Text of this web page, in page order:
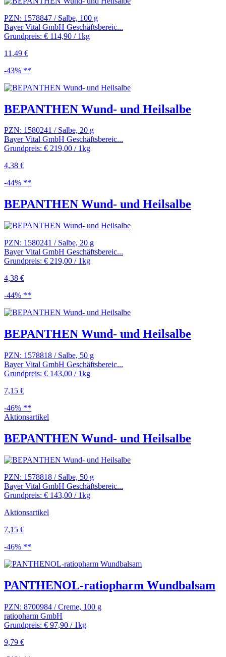
PZN: 1578847 / Salbe, 100 g
Bayer Vital GmbH Geschäftsbereic...
Grundpreis: € 114,90 / 1kg
11,49 €
-43% **
BEPANTHEN Wund- und Heilsalbe
PZN: 1580241 / Salbe, 20 g
Bayer Vital GmbH Geschäftsbereic...
Grundpreis: € 219,00 / 1kg
4,38 €
-44% **
BEPANTHEN Wund- und Heilsalbe
PZN: 1580241 / Salbe, 20 g
Bayer Vital GmbH Geschäftsbereic...
Grundpreis: € 219,00 / 1kg
4,38 €
-44% **
BEPANTHEN Wund- und Heilsalbe
PZN: 1578818 / Salbe, 50 g
Bayer Vital GmbH Geschäftsbereic...
Grundpreis: € 143,00 / 1kg
7,15 €
-46% **
Aktionsartikel
BEPANTHEN Wund- und Heilsalbe
PZN: 1578818 / Salbe, 50 g
Bayer Vital GmbH Geschäftsbereic...
Grundpreis: € 143,00 / 1kg
Aktionsartikel
7,15 €
-46% **
PANTHENOL-ratiopharm Wundbalsam
PZN: 8700984 / Creme, 100 g
ratiopharm GmbH
Grundpreis: € 97,90 / 1kg
9,79 €